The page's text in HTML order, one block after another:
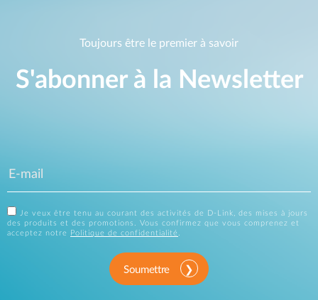
Toujours être le premier à savoir
S'abonner à la Newsletter
Je veux être tenu au courant des activités de D-Link, des mises à jours
des produits et des promotions. Vous confirmez que vous comprenez et
acceptez notre
Politique de confidentialité.
Soumettre